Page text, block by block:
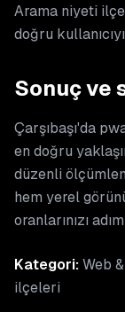
Arama niyeti
doğru
Sonuç ve
Çarşıbaşı'da
en doğru
düzenli
hem yerel
oranlarınızı
Kategori:Web
ilçeleri